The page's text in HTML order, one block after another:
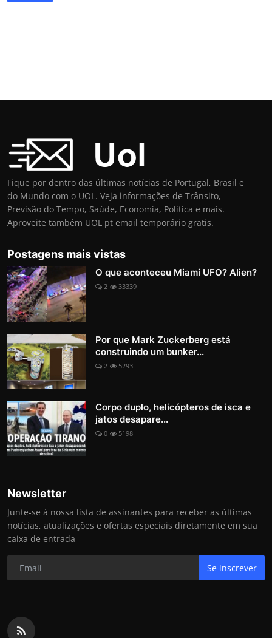
Fique por dentro das últimas notícias de Portugal, Brasil e
do Mundo com o UOL. Veja informações de Trânsito,
Previsão do Tempo, Saúde, Economia, Política e mais.
Aproveite também UOL pt email temporário gratis.
Postagens mais vistas
O que aconteceu Miami UFO? Alien?
2 33339
Por que Mark Zuckerberg está
construindo um bunker...
2 5293
Corpo duplo, helicópteros de isca e
jatos desapare...
0 5198
Newsletter
Junte-se à nossa lista de assinantes para receber as últimas
notícias, atualizações e ofertas especiais diretamente em sua
caixa de entrada
Se inscrever